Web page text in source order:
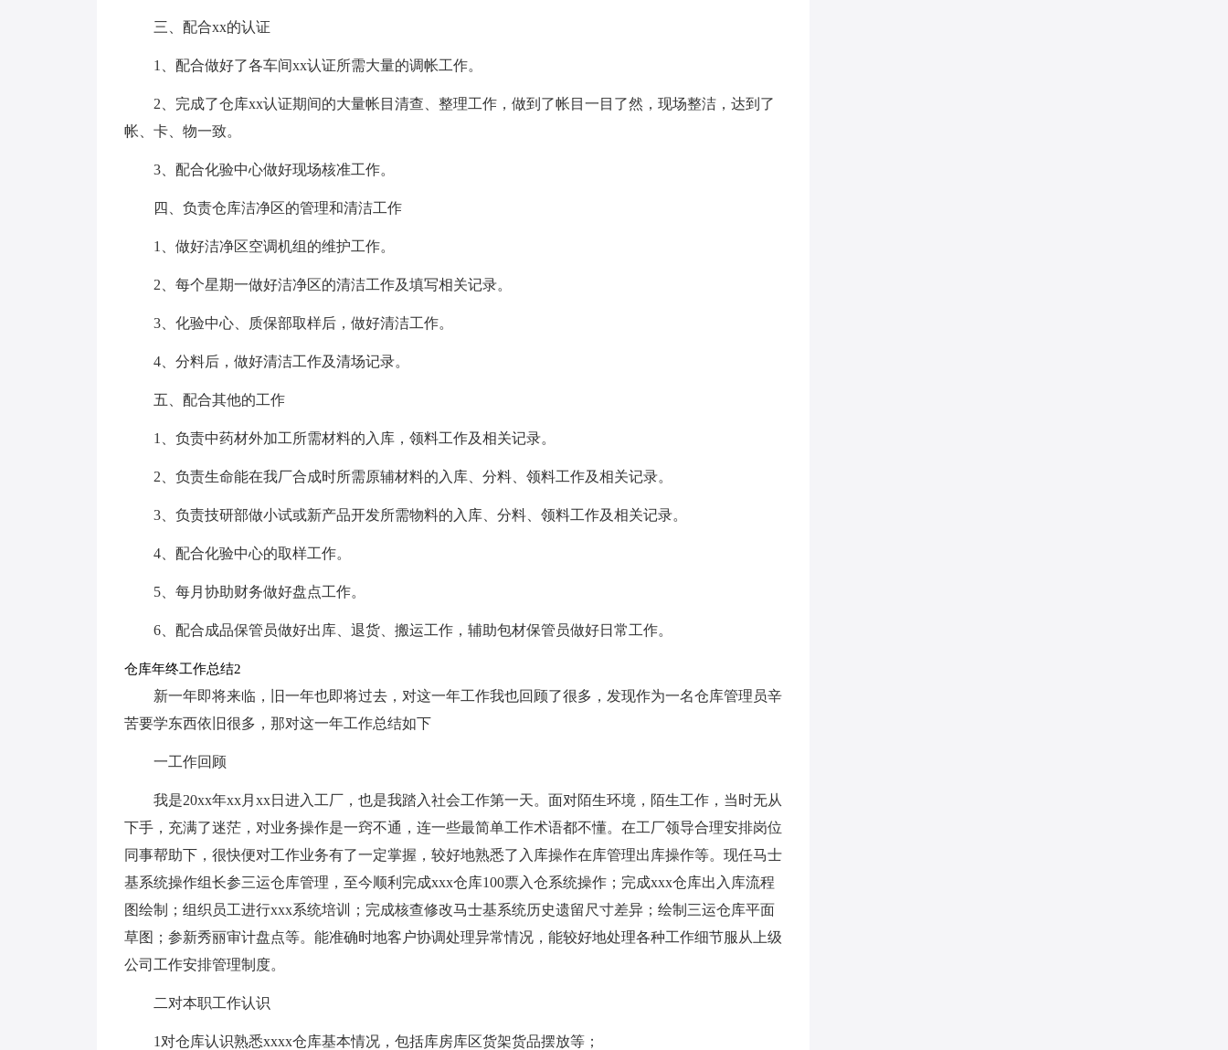
三、配合xx的认证
1、配合做好了各车间xx认证所需大量的调帐工作。
2、完成了仓库xx认证期间的大量帐目清查、整理工作，做到了帐目一目了然，现场整洁，达到了
帐、卡、物一致。
3、配合化验中心做好现场核准工作。
四、负责仓库洁净区的管理和清洁工作
1、做好洁净区空调机组的维护工作。
2、每个星期一做好洁净区的清洁工作及填写相关记录。
3、化验中心、质保部取样后，做好清洁工作。
4、分料后，做好清洁工作及清场记录。
五、配合其他的工作
1、负责中药材外加工所需材料的入库，领料工作及相关记录。
2、负责生命能在我厂合成时所需原辅材料的入库、分料、领料工作及相关记录。
3、负责技研部做小试或新产品开发所需物料的入库、分料、领料工作及相关记录。
4、配合化验中心的取样工作。
5、每月协助财务做好盘点工作。
6、配合成品保管员做好出库、退货、搬运工作，辅助包材保管员做好日常工作。
仓库年终工作总结2
新一年即将来临，旧一年也即将过去，对这一年工作我也回顾了很多，发现作为一名仓库管理员辛
苦要学东西依旧很多，那对这一年工作总结如下
一工作回顾
我是20xx年xx月xx日进入工厂，也是我踏入社会工作第一天。面对陌生环境，陌生工作，当时无从
下手，充满了迷茫，对业务操作是一窍不通，连一些最简单工作术语都不懂。在工厂领导合理安排岗位
同事帮助下，很快便对工作业务有了一定掌握，较好地熟悉了入库操作在库管理出库操作等。现任马士
基系统操作组长参三运仓库管理，至今顺利完成xxx仓库100票入仓系统操作；完成xxx仓库出入库流程
图绘制；组织员工进行xxx系统培训；完成核查修改马士基系统历史遗留尺寸差异；绘制三运仓库平面
草图；参新秀丽审计盘点等。能准确时地客户协调处理异常情况，能较好地处理各种工作细节服从上级
公司工作安排管理制度。
二对本职工作认识
1对仓库认识熟悉xxxx仓库基本情况，包括库房库区货架货品摆放等；